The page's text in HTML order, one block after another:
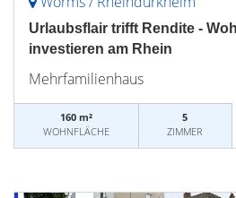
Urlaubsflair trifft Rendite -
investieren am Rhein
Mehrfamilienhaus
160 m²
WOHNFLÄCHE
5
ZIMMER